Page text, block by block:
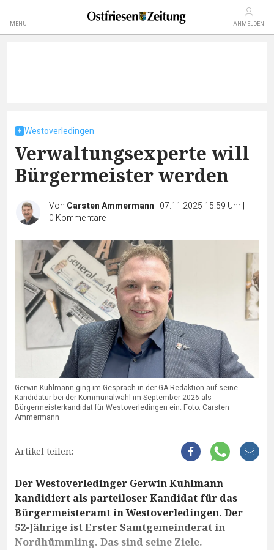
MENÜ ANMELDEN
Westoverledingen
Verwaltungsexperte will
Bürgermeister werden
Von Carsten Ammermann | 07.11.2025 15:59 Uhr|
0 Kommentare
Gerwin Kuhlmann ging im Gespräch in der GA-Redaktion auf seine
Kandidatur bei der Kommunalwahl im September 2026 als
Bürgermeisterkandidat für Westoverledingen ein. Foto: Carsten
Ammermann
Artikel teilen:
Der Westoverledinger Gerwin Kuhlmann
kandidiert als parteiloser Kandidat für das
Bürgermeisteramt in Westoverledingen. Der
52-Jährige ist Erster Samtgemeinderat in
Nordhümmling. Das sind seine Ziele.